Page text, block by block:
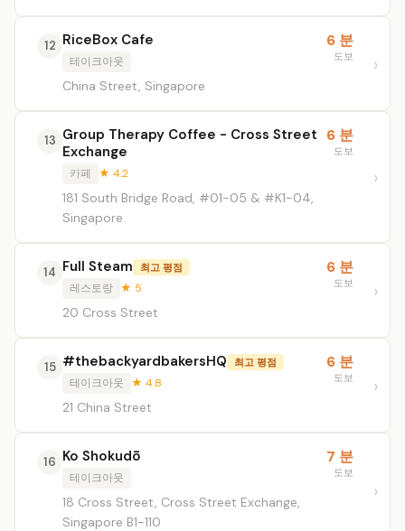
12 RiceBox Cafe
테이크아웃
China Street, Singapore
6 분
도보
13 Group Therapy Coffee - Cross Street
Exchange
카페 ★ 4.2
181 South Bridge Road, #01-05 & #K1-04,
Singapore
6 분
도보
14 Full Steam 최고 평점
레스토랑 ★ 5
20 Cross Street
6 분
도보
15 #thebackyardbakersHQ 최고 평점
테이크아웃 ★ 4.8
21 China Street
6 분
도보
16 Ko Shokudō
테이크아웃
18 Cross Street, Cross Street Exchange,
Singapore B1-110
7 분
도보